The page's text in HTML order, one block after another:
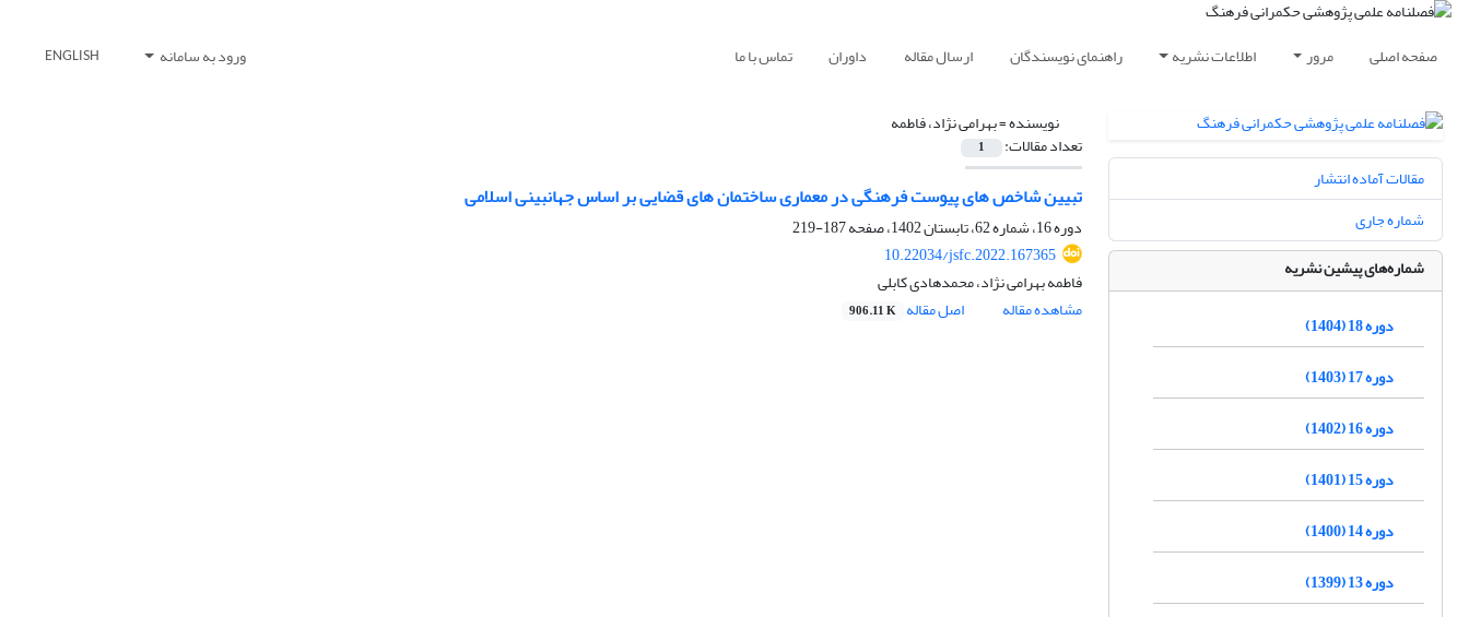
صفحه اصلی مرور اطلاعات نشریه راهنمای نویسندگان ارسال مقاله داوران تماس با ما ورود به سامانه ENGLISH
نویسنده =بهرامی نژاد، فاطمه
تعداد مقالات: 1
تبیین شاخص های پیوست فرهنگی در معماری ساختمان های قضایی بر اساس جهانبینی اسلامی
دوره 16، شماره 62، تابستان 1402، صفحه
187-219
10.22034/jsfc.2022.167365
فاطمه بهرامی نژاد، محمدهادی کابلی
مشاهده مقاله
اصل مقاله 906.11 K
مقالات آماده انتشار
شماره جاری
شماره‌های پیشین نشریه
دوره 18 (1404)
دوره 17 (1403)
دوره 16 (1402)
دوره 15 (1401)
دوره 14 (1400)
دوره 13 (1399)